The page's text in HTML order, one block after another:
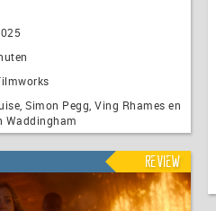
Simon Pegg, Ving Rhames en
Waddingham
Review